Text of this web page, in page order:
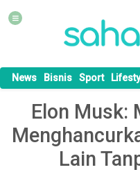
News Bisnis Sport
Elon Musk:
Lain